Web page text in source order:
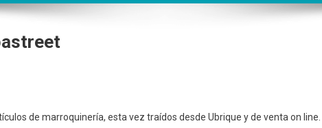
de marroquinería, esta vez traídos desde Ubrique y de venta on line.